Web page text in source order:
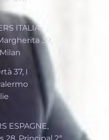
ITALIA,
39,
37, I
ESPAGNE,